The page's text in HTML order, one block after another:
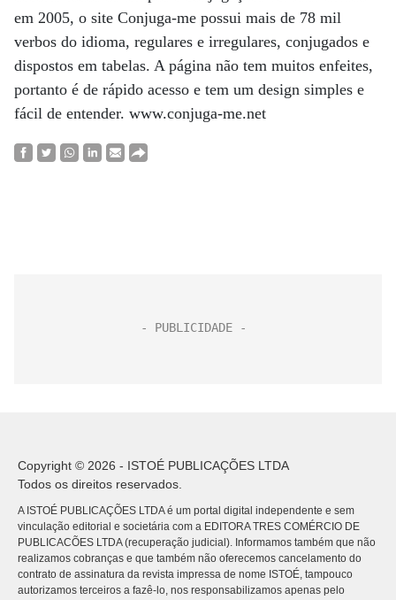
em 2005, o site Conjuga-me possui mais de 78 mil
verbos do idioma, regulares e irregulares, conjugados e
dispostos em tabelas. A página não tem muitos enfeites,
portanto é de rápido acesso e tem um design simples e
fácil de entender. www.conjuga-me.net
Copyright © 2026 - ISTOÉ PUBLICAÇÕES LTDA
Todos os direitos reservados.
A ISTOÉ PUBLICAÇÕES LTDA é um portal digital independente e sem
vinculação editorial e societária com a EDITORA TRES COMÉRCIO DE
PUBLICACÕES LTDA (recuperação judicial). Informamos também que não
realizamos cobranças e que também não oferecemos cancelamento do
contrato de assinatura da revista impressa de nome ISTOÉ, tampouco
autorizamos terceiros a fazê-lo, nos responsabilizamos apenas pelo